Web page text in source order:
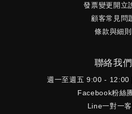
發票變更開立
顧客常見問
條款與細則
聯絡我們
週一至週五 9:00 -
Facebook粉絲
Line一對一